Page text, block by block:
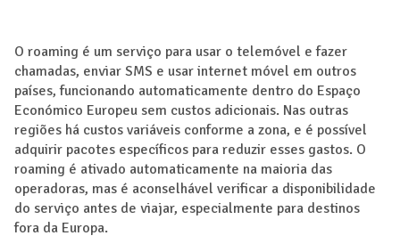
O roaming é um serviço para usar o telemóvel e fazer
chamadas, enviar SMS e usar internet móvel em outros
países, funcionando automaticamente dentro do Espaço
Económico Europeu sem custos adicionais. Nas outras
regiões há custos variáveis conforme a zona, e é possível
adquirir pacotes específicos para reduzir esses gastos. O
roaming é ativado automaticamente na maioria das
operadoras, mas é aconselhável verificar a disponibilidade
do serviço antes de viajar, especialmente para destinos
fora da Europa.